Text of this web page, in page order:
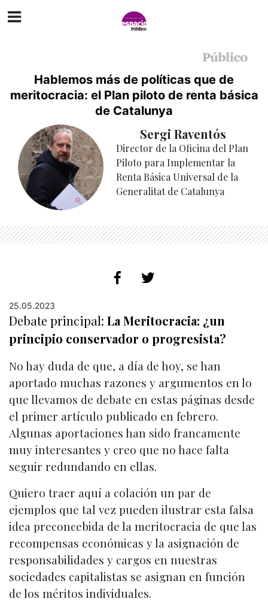
Hablemos más de políticas que de
meritocracia: el Plan piloto de renta básica
de Catalunya
Sergi Raventós
Director de la Oficina del Plan
Piloto para Implementar la
Renta Básica Universal de la
Generalitat de Catalunya
25.05.2023
Debate principal: La Meritocracia: ¿un
principio conservador o progresista?
No hay duda de que, a día de hoy, se han
aportado muchas razones y argumentos en lo
que llevamos de debate en estas páginas desde
el primer artículo publicado en febrero.
Algunas aportaciones han sido francamente
muy interesantes y creo que no hace falta
seguir redundando en ellas.
Quiero traer aquí a colación un par de
ejemplos que tal vez pueden ilustrar esta falsa
idea preconcebida de la meritocracia de que las
recompensas económicas y la asignación de
responsabilidades y cargos en nuestras
sociedades capitalistas se asignan en función
de los méritos individuales.